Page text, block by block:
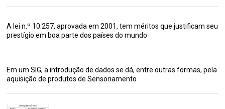
A lei n.º 10.257, aprovada em 2001, tem méritos que justificam seu
prestígio em boa parte dos países do mundo
Em um SIG, a introdução de dados se dá, entre outras formas, pela
aquisição de produtos de Sensoriamento